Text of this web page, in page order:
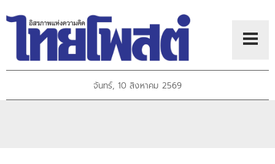
จันทร์, 10 สิงหาคม 2569